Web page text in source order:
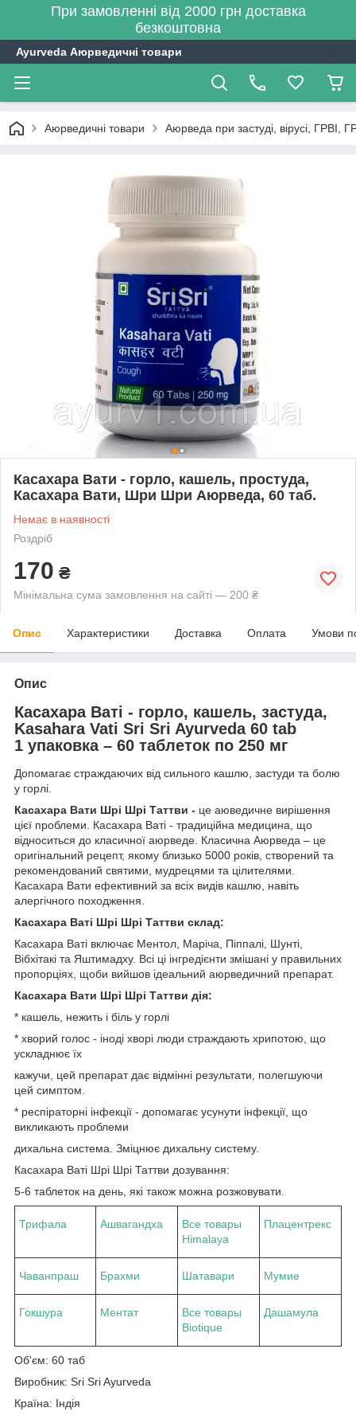
При замовленні від 2000 грн доставка
безкоштовна
Ayurveda Аюрведичні товари
Аюрведичні товари Аюрведа при застуді, вірусі, ГРВІ,
Касахара Вати - горло, кашель, простуда,
Касахара Вати, Шри Шри Аюрведа, 60 таб.
Немає в наявності
Роздріб
170 ₴
Мінімальна сума замовлення на сайті — 200 ₴
Опис Характеристики Доставка Оплата Умови
Опис
Касахара Ваті - горло, кашель, застуда,
Kasahara Vati Sri Sri Ayurveda 60 tab
1 упаковка – 60 таблеток по 250 мг
Допомагає страждаючих від сильного кашлю, застуди та болю
у горлі.
Касахара Вати Шрі Шрі Таттви - це аюведичне вирішення
цієї проблеми. Касахара Ваті - традиційна медицина, що
відноситься до класичної аюрведе. Класична Аюрведа – це
оригінальний рецепт, якому близько 5000 років, створений та
рекомендований святими, мудрецями та цілителями.
Касахара Вати ефективний за всіх видів кашлю, навіть
алергічного походження.
Касахара Ваті Шрі Шрі Таттви склад:
Касахара Ваті включає Ментол, Маріча, Піппалі, Шунті,
Вібхітакі та Яштимадху. Всі ці інгредієнти змішані у правильних
пропорціях, щоби вийшов ідеальний аюрведичний препарат.
Касахара Вати Шрі Шрі Таттви дія:
* кашель, нежить і біль у горлі
* хворий голос - іноді хворі люди страждають хрипотою, що
ускладнює їх
кажучи, цей препарат дає відмінні результати, полегшуючи
цей симптом.
* респіраторні інфекції - допомагає усунути інфекції, що
викликають проблеми
дихальна система. Зміцнює дихальну систему.
Касахара Ваті Шрі Шрі Таттви дозування:
5-6 таблеток на день, які також можна розжовувати.
Трифала Ашвагандха
Все товары
Himalaya
Плацентрекс
Чаванпраш Брахми Шатавари Мумие
Гокшура Ментат
Все товары
Biotique
Дашамула
Об'єм: 60 таб
Виробник: Sri Sri Ayurveda
Країна: Індія